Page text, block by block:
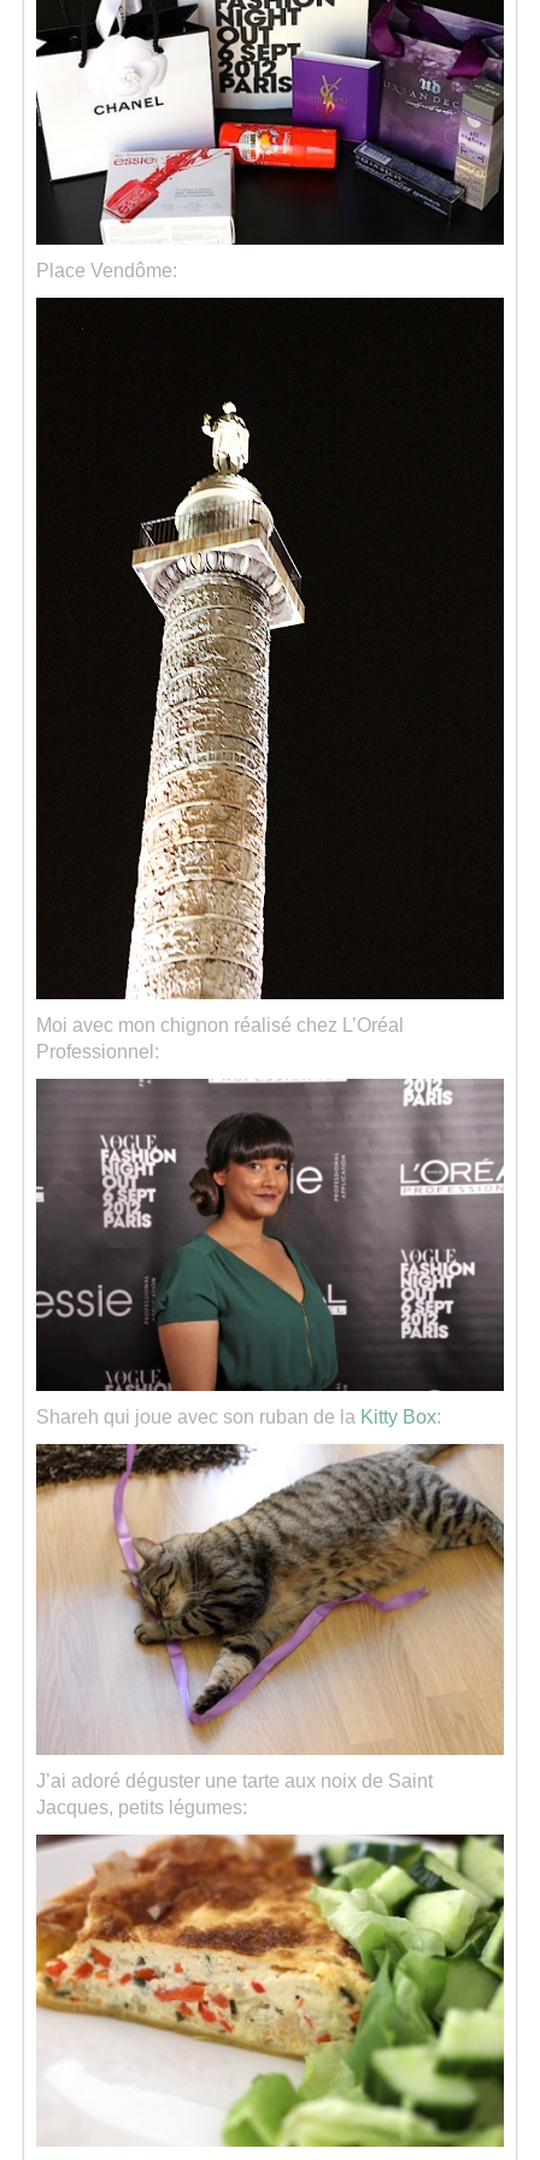
Séries
Map
Place Vendôme:
Moi avec mon chignon réalisé chez L’Oréal
Professionnel:
Shareh qui joue avec son ruban de la Kitty Box:
J’ai adoré déguster une tarte aux noix de Saint
Jacques, petits légumes: